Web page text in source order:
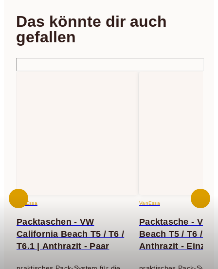
Das könnte dir auch
gefallen
VanEssa
Packtaschen - VW
California Beach T5 / T6 /
T6.1 | Anthrazit - Paar
VanEssa
Packtasche - VW
Beach T5 / T6 /
Anthrazit - Einzeln